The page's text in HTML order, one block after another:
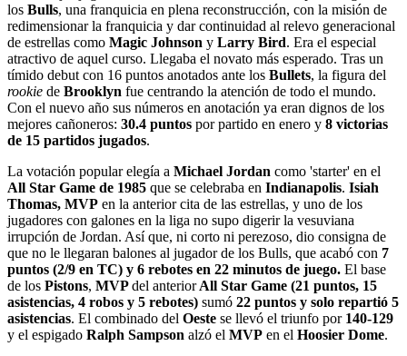
los Bulls, una franquicia en plena reconstrucción, con la misión de
redimensionar la franquicia y dar continuidad al relevo generacional
de estrellas como Magic Johnson y Larry Bird. Era el especial
atractivo de aquel curso. Llegaba el novato más esperado. Tras un
tímido debut con 16 puntos anotados ante los Bullets, la figura del
rookie de Brooklyn fue centrando la atención de todo el mundo.
Con el nuevo año sus números en anotación ya eran dignos de los
mejores cañoneros: 30.4 puntos por partido en enero y 8 victorias
de 15 partidos jugados.
La votación popular elegía a Michael Jordan como 'starter' en el
All Star Game de 1985 que se celebraba en Indianapolis. Isiah
Thomas, MVP en la anterior cita de las estrellas, y uno de los
jugadores con galones en la liga no supo digerir la vesuviana
irrupción de Jordan. Así que, ni corto ni perezoso, dio consigna de
que no le llegaran balones al jugador de los Bulls, que acabó con 7
puntos (2/9 en TC) y 6 rebotes en 22 minutos de juego. El base
de los Pistons, MVPdel anteriorAll Star Game (21 puntos, 15
asistencias, 4 robos y 5 rebotes) sumó 22 puntos y solo repartió 5
asistencias. El combinado del Oeste se llevó el triunfo por 140-129
y el espigado Ralph Sampson alzó el MVP en el Hoosier Dome.